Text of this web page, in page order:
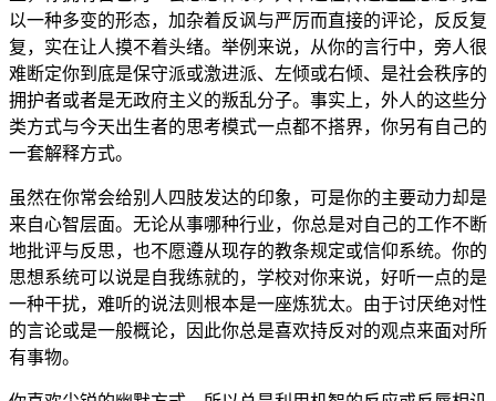
以一种多变的形态，加杂着反讽与严厉而直接的评论，反反复
复，实在让人摸不着头绪。举例来说，从你的言行中，旁人很
难断定你到底是保守派或激进派、左倾或右倾、是社会秩序的
拥护者或者是无政府主义的叛乱分子。事实上，外人的这些分
类方式与今天出生者的思考模式一点都不搭界，你另有自己的
一套解释方式。
虽然在你常会给别人四肢发达的印象，可是你的主要动力却是
来自心智层面。无论从事哪种行业，你总是对自己的工作不断
地批评与反思，也不愿遵从现存的教条规定或信仰系统。你的
思想系统可以说是自我练就的，学校对你来说，好听一点的是
一种干扰，难听的说法则根本是一座炼犹太。由于讨厌绝对性
的言论或是一般概论，因此你总是喜欢持反对的观点来面对所
有事物。